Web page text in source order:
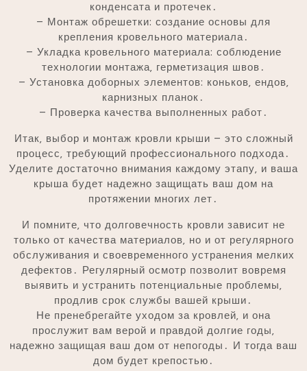
конденсата и протечек․
– Монтаж обрешетки: создание основы для
крепления кровельного материала․
– Укладка кровельного материала: соблюдение
технологии монтажа‚ герметизация швов․
– Установка доборных элементов: коньков‚ ендов‚
карнизных планок․
– Проверка качества выполненных работ․
Итак‚ выбор и монтаж кровли крыши – это сложный
процесс‚ требующий профессионального подхода․
Уделите достаточно внимания каждому этапу‚ и ваша
крыша будет надежно защищать ваш дом на
протяжении многих лет․
И помните‚ что долговечность кровли зависит не
только от качества материалов‚ но и от регулярного
обслуживания и своевременного устранения мелких
дефектов․ Регулярный осмотр позволит вовремя
выявить и устранить потенциальные проблемы‚
продлив срок службы вашей крыши․
Не пренебрегайте уходом за кровлей‚ и она
прослужит вам верой и правдой долгие годы‚
надежно защищая ваш дом от непогоды․ И тогда ваш
дом будет крепостью․